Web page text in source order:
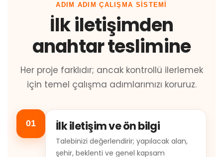
ADIM ADIM ÇALIŞMA SISTEMI
İlk iletişimden
anahtar teslimine
Her proje farklıdır; ancak kontrollü ilerlemek
için temel çalışma adımlarımızı koruruz.
01 İlk iletişim ve ön bilgi
Talebinizi değerlendirir; yapılacak alan,
şehir, beklenti ve genel kapsam